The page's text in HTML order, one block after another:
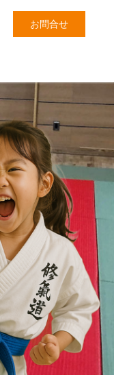
少年部クラス
お問合せ